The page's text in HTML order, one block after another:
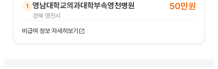
1 영남대학교의과대학부속영천병원
경북 영천시
50만원
비급여 정보 자세히보기 open_in_new